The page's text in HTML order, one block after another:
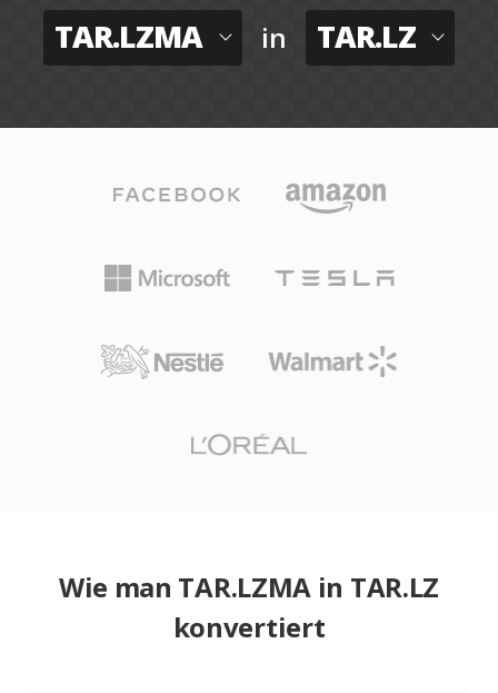
TAR.LZMA in TAR.LZ
Wie man TAR.LZMA in TAR.LZ
konvertiert